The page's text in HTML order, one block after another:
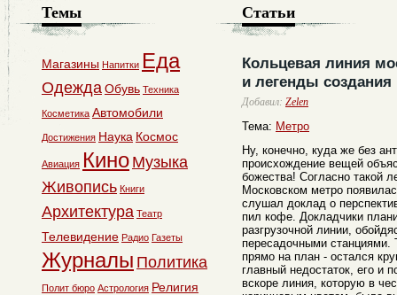
Статьи
Кольцевая линия
и легенды создания
Добавил: Zelen
Тема: Метро
Ну, конечно, куда же без
происхождение вещей
божества! Согласно такой
Московском метро
слушал доклад о
пил кофе. Докладчики
разгрузочной линии,
пересадочными станциями.
прямо на план - остался
главный недостаток, его и
вскоре линия, которую в
Темы
Магазины Напитки Еда
ОдеждаОбувь Техника
Косметика Автомобили
Достижения Наука Космос
Авиация Кино Музыка
Живопись Книги
Архитектура Театр
Телевидение Радио Газеты
Журналы Политика
Полит бюро Астрология Религия